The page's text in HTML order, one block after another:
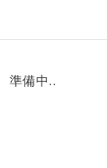
準備中..